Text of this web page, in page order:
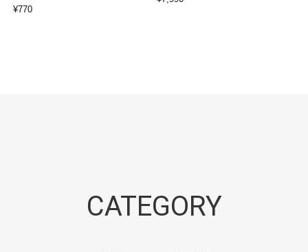
¥770
CATEGORY